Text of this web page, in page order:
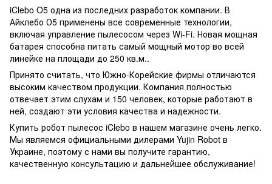
iClebo O5 одна из последних разработок компании. В
Айклебо О5 применены все современные технологии,
включая управление пылесосом через Wi-Fi. Новая мощная
батарея способна питать самый мощный мотор во всей
линейке на площади до 250 кв.м..
Принято считать, что Южно-Корейские фирмы отличаются
высоким качеством продукции. Компания полностью
отвечает этим слухам и 150 человек, которые работают в
ней, создают эти условия качества и надежности.
Купить робот пылесос iClebo в нашем магазине очень легко.
Мы являемся официальными дилерами Yujin Robot в
Украине, поэтому с нами вы получите гарантию,
качественную консультацию и дальнейшее обслуживание!